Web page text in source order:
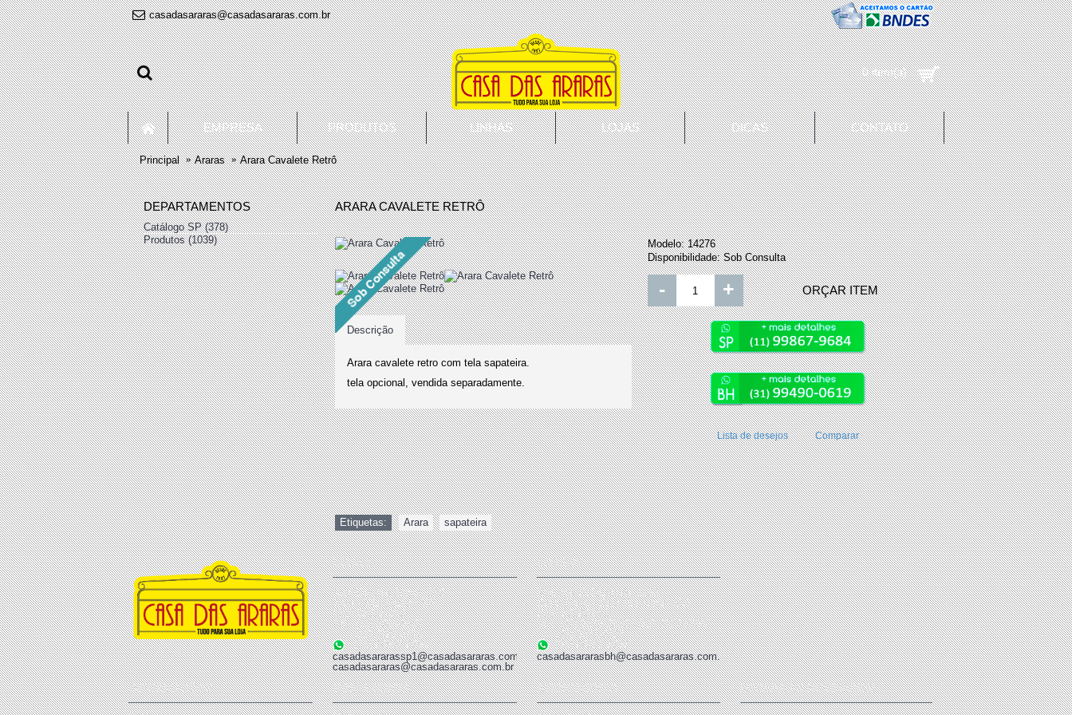
casadasararas@casadasararas.com.br
0 item(s)
EMPRESA PRODUTOS LINHAS LOJAS DICAS CONTATO
Principal Araras Arara Cavalete Retrô
DEPARTAMENTOS
Catálogo SP(378)
Produtos(1039)
+
ARARA CAVALETE RETRÔ
Descrição
Arara cavalete retro com tela sapateira.
tela opcional, vendida separadamente.
Modelo:14276
Disponibilidade:Sob Consulta
- + ORÇAR ITEM
Lista de desejos Comparar
Etiquetas: Arara , sapateira
LOJA 1
Rua Mendes Júnior, 166
Brás - São Paulo / SP
CEP 03013-010
Tel: (11) 2694-8621
(11) 2291-2424
(11) 99867-9684
casadasararassp1@casadasararas.com.br
casadasararas@casadasararas.com.br
LOJA 02
Rua dos Goitacazes, 1152
Barro Preto - Belo Horizonte/ MG
CEP 30190-051
Tel: (31) 3275-2920 / (31) 3272-6754
(31) 3271-6107
(31) 99161-3663
casadasararasbh@casadasararas.com.br
INFORMAÇÕES MINHA CONTA ATENDIMENTO RECEBA AS NOVIDADES!